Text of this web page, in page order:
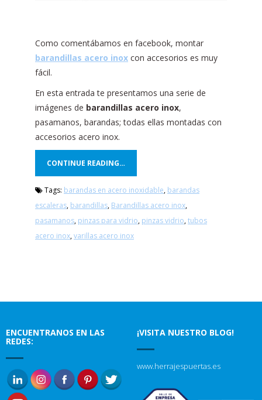
Como comentábamos en facebook, montar
barandillas acero inox con accesorios es muy
fácil.
En esta entrada te presentamos una serie de
imágenes de barandillas acero inox,
pasamanos, barandas; todas ellas montadas con
accesorios acero inox.
CONTINUE READING…
Tags: barandas en acero inoxidable, barandas
escaleras, barandillas, Barandillas acero inox,
pasamanos, pinzas para vidrio, pinzas vidrio,tubos
acero inox,varillas acero inox
ENCUENTRANOS EN LAS
REDES:
¡VISITA NUESTRO BLOG!
www.herrajespuertas.es